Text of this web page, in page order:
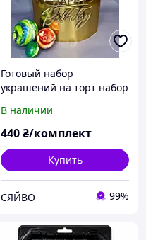
Готовый набор
украшений на торт набор
В наличии
440₴/комплект
Купить
СЯЙВО 99%